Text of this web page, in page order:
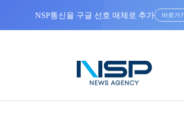
NSP통신을 구글 선호 매체로 추가 바로가기